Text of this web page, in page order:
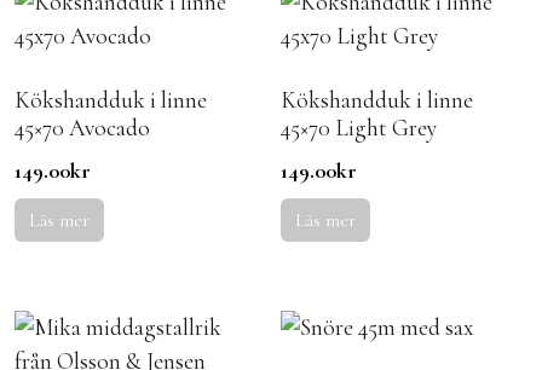
Kökshandduk i linne
45×70 Avocado
149.00kr
Läs mer
Kökshandduk i linne
45×70 Light Grey
149.00kr
Läs mer